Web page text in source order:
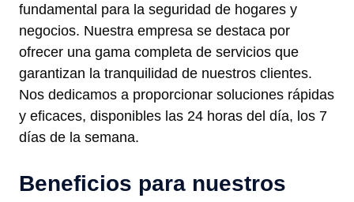
fundamental para la seguridad de hogares y
negocios. Nuestra empresa se destaca por
ofrecer una gama completa de servicios que
garantizan la tranquilidad de nuestros clientes.
Nos dedicamos a proporcionar soluciones rápidas
y eficaces, disponibles las 24 horas del día, los 7
días de la semana.
Beneficios para nuestros